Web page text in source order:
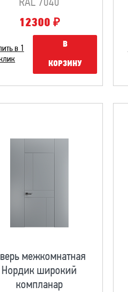
RAL 7040
12300 ₽
в 1
В
КОРЗИНУ
межкомнатная
Нордик широкий
компланар